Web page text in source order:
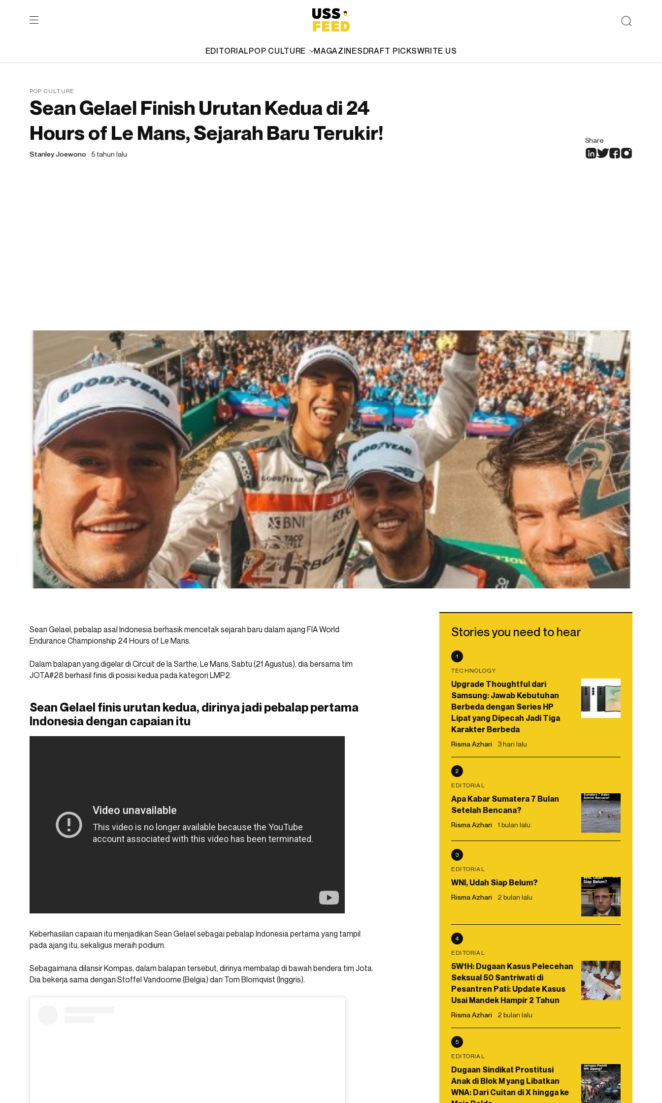
EDITORIALPOP CULTURE MAGAZINESDRAFT PICKSWRITE US
POP CULTURE
Sean Gelael Finish Urutan Kedua di 24
Hours of Le Mans, Sejarah Baru Terukir!
Stanley Joewono 5 tahun lalu
Share
Sean Gelael, pebalap asal Indonesia berhasik mencetak sejarah baru dalam ajang FIA World
Endurance Championship 24 Hours of Le Mans.
Dalam balapan yang digelar di Circuit de la Sarthe, Le Mans, Sabtu (21 Agustus), dia bersama tim
JOTA#28 berhasil finis di posisi kedua pada kategori LMP2.
Sean Gelael finis urutan kedua, dirinya jadi pebalap pertama
Indonesia dengan capaian itu
Keberhasilan capaian itu menjadikan Sean Gelael sebagai pebalap Indonesia pertama yang tampil
pada ajang itu, sekaligus meraih podium.
Sebagaimana dilansir Kompas, dalam balapan tersebut, dirinya membalap di bawah bendera tim Jota.
Dia bekerja sama dengan Stoffel Vandoorne (Belgia) dan Tom Blomqvist (Inggris).
Stories you need to hear
1
TECHNOLOGY
Upgrade Thoughtful dari
Samsung: Jawab Kebutuhan
Berbeda dengan Series HP
Lipat yang Dipecah Jadi Tiga
Karakter Berbeda
Risma Azhari 3 hari lalu
2
EDITORIAL
Apa Kabar Sumatera 7 Bulan
Setelah Bencana?
Risma Azhari 1 bulan lalu
3
EDITORIAL
WNI, Udah Siap Belum?
Risma Azhari 2 bulan lalu
4
EDITORIAL
5W1H: Dugaan Kasus Pelecehan
Seksual 50 Santriwati di
Pesantren Pati: Update Kasus
Usai Mandek Hampir 2 Tahun
Risma Azhari 2 bulan lalu
5
EDITORIAL
Dugaan Sindikat Prostitusi
Anak di Blok M yang Libatkan
WNA: Dari Cuitan di X hingga ke